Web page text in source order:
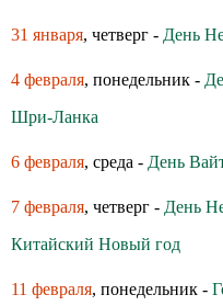
31 января, четверг - День
4 февраля, понедельник -
Шри-Ланка
6 февраля, среда - День
7 февраля, четверг - День
Китайский Новый год
11 февраля, понедельник -